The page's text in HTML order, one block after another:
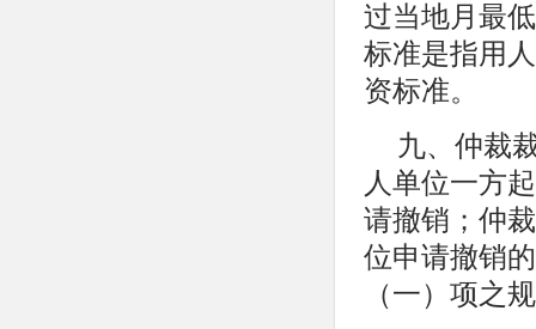
过当地月最
标准是指用
资标准。
九、仲裁
人单位一方
请撤销；仲
位申请撤销
（一）项之